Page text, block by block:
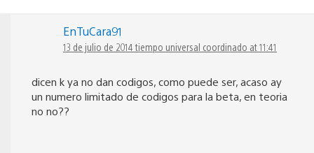
EnTuCara91
13 de julio de 2014 tiempo universal coordinado at 11:41
dicen k ya no dan codigos, como puede ser, acaso ay
un numero limitado de codigos para la beta, en teoria
no no??